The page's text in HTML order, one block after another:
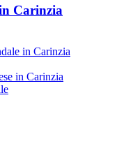
Carinzia
in Carinzia
in Carinzia